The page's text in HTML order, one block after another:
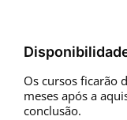
Os cursos ficarão
meses após a
conclusão.